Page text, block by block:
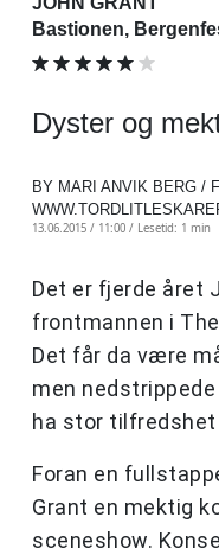
Bastionen,
Dyster og
BY MARI ANVIK BERG /
13.06.2015 / 11:00 / Lesetid: 1 min
Det er fjerde året
frontmannen i
Det får da være
men
ha stor
Foran en
Grant en mektig
sceneshow.